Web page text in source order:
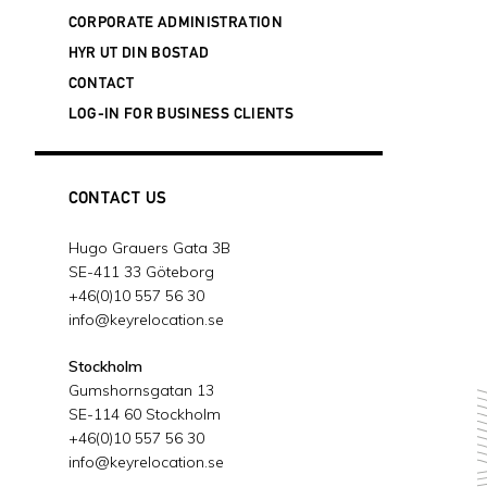
januari, 2024
KEY RELOCATION IS EXPANDING ITS
BUSINESS IN FINLAND - 19 december,
SWEDEN'S NEW WORK PERMIT MODEL
WE SUPPORT THE CHILDREN'S
CANCER FOUNDATION
2023
2023 WORLDWIDE ERC® GLOBAL
MASSACHUSETTS
GLOBAL PARTNER ALLIANCE (GPA)
SUMMIT IN OMAHA- 3 oktober, 2023
NU ÄR VI ISO-CERTIFIERADE!
augusti, 2023
CORPORATE ADMINISTRATION
HYR UT DIN BOSTAD
CONTACT
LOG-IN FOR BUSINESS CLIENTS
CONTACT US
Hugo Grauers Gata 3B
SE-411 33 Göteborg
+46(0)10 557 56 30
info@keyrelocation.se
Stockholm
Gumshornsgatan 13
SE-114 60 Stockholm
+46(0)10 557 56 30
info@keyrelocation.se